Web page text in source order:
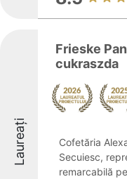
Laureați
Frieske
cukraszda
Cofetăria
Secuiesc,
remarcabilă